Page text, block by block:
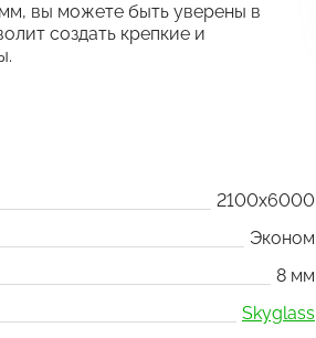
вы можете быть уверены в
создать крепкие и
2100x6000
Эконом
8 мм
Skyglass